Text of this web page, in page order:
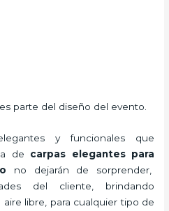
parte del diseño del evento.
y funcionales que
de carpas elegantes para
no dejarán de sorprender,
del cliente, brindando
libre, para cualquier tipo de